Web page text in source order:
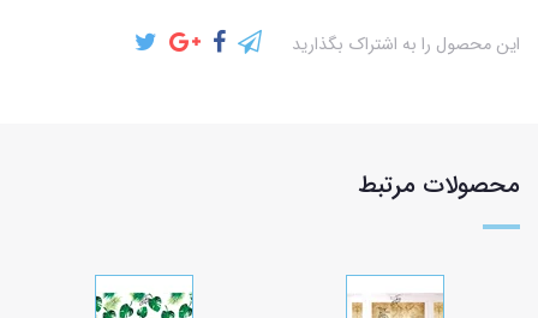
این محصول را به اشتراک بگذارید
محصولات مرتبط